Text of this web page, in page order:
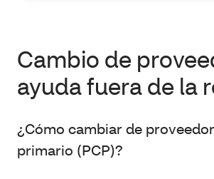
Cambio de
ayuda fuera de la
¿Cómo cambiar de
primario (PCP)?